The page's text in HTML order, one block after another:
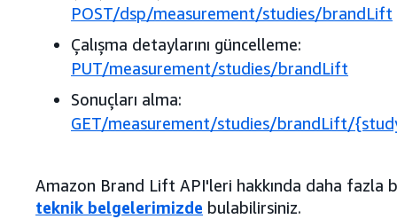
POST/dsp/measurement/studies/brandLift
Çalışma detaylarını güncelleme:
PUT/measurement/studies/brandLift
Sonuçları alma:
GET/measurement/studies/brandLift/
Amazon Brand Lift API'leri hakkında daha fazla
teknik belgelerimizde bulabilirsiniz.